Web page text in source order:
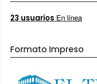
23 usuarios En línea
Formato Impreso